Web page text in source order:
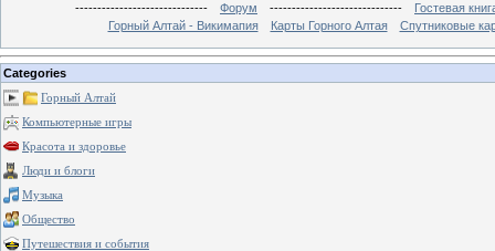
------------------------------
Форум ------------------------------
Гостевая
Горный Алтай - Викимапия
Карты Горного Алтая Спутниковые
Categories
Горный Алтай
Компьютерные игры
Красота и здоровье
Люди и блоги
Музыка
Общество
Путешествия и события